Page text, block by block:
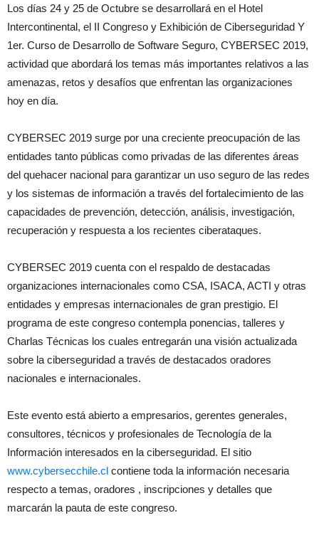
Los días 24 y 25 de Octubre se desarrollará en el Hotel
Intercontinental, el II Congreso y Exhibición de Ciberseguridad Y
1er. Curso de Desarrollo de Software Seguro, CYBERSEC 2019,
actividad que abordará los temas más importantes relativos a las
amenazas, retos y desafíos que enfrentan las organizaciones
hoy en día.
CYBERSEC 2019 surge por una creciente preocupación de las
entidades tanto públicas como privadas de las diferentes áreas
del quehacer nacional para garantizar un uso seguro de las redes
y los sistemas de información a través del fortalecimiento de las
capacidades de prevención, detección, análisis, investigación,
recuperación y respuesta a los recientes ciberataques.
CYBERSEC 2019 cuenta con el respaldo de destacadas
organizaciones internacionales como CSA, ISACA, ACTI y otras
entidades y empresas internacionales de gran prestigio. El
programa de este congreso contempla ponencias, talleres y
Charlas Técnicas los cuales entregarán una visión actualizada
sobre la ciberseguridad a través de destacados oradores
nacionales e internacionales.
Este evento está abierto a empresarios, gerentes generales,
consultores, técnicos y profesionales de Tecnología de la
Información interesados en la ciberseguridad. El sitio
www.cybersecchile.cl contiene toda la información necesaria
respecto a temas, oradores , inscripciones y detalles que
marcarán la pauta de este congreso.